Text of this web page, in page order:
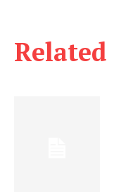
Related